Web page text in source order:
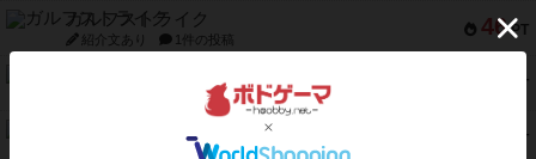
46 PT
ガルフストライク
紹介文あり 1件の投稿
PT
8件の投稿
PT
12件の投稿